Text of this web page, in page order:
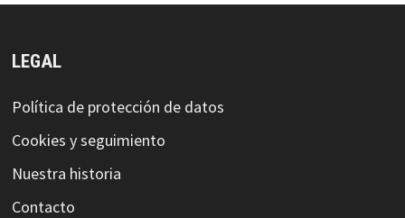
LEGAL
Política de protección de datos
Cookies y seguimiento
Nuestra historia
Contacto